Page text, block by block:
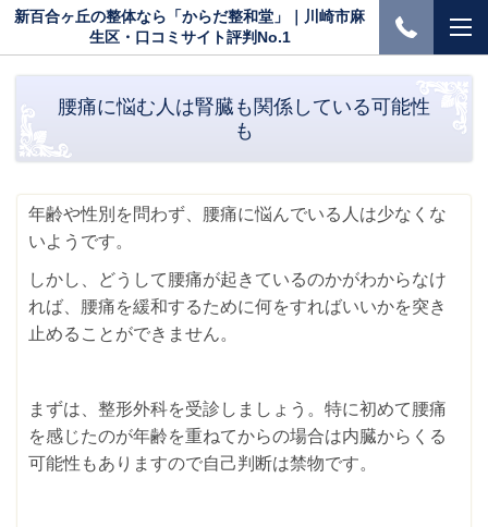
新百合ヶ丘の整体なら「からだ整和堂」｜川崎市麻
生区・口コミサイト評判No.1
腰痛に悩む人は腎臓も関係している可能性
も
年齢や性別を問わず、腰痛に悩んでいる人は少なくな
いようです。
しかし、どうして腰痛が起きているのかがわからなけ
れば、腰痛を緩和するために何をすればいいかを突き
止めることができません。
まずは、整形外科を受診しましょう。特に初めて腰痛
を感じたのが年齢を重ねてからの場合は内臓からくる
可能性もありますので自己判断は禁物です。